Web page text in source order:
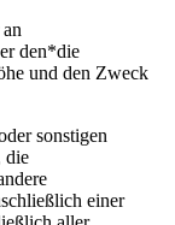
den*die
und den Zweck
sonstigen
die
einer